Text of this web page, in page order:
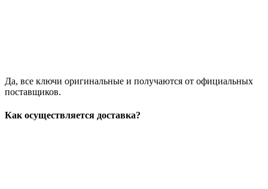
Да, все ключи оригинальные и получаются от официальных
поставщиков.
Как осуществляется доставка?